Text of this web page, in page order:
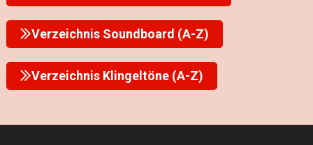
Verzeichnis Soundboard (A-Z)
Verzeichnis Klingeltöne (A-Z)